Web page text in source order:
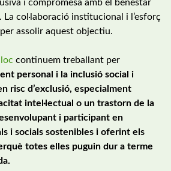
i compromesa amb el benestar
col·laboració institucional i l’esforç
assolir aquest objectiu.
continuem treballant per
personal i la inclusió social i
risc d’exclusió, especialment
intel·lectual o un trastorn de la
i participant en
i socials sostenibles i oferint els
totes elles puguin dur a terme